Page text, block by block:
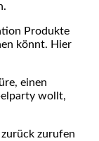
Produkte
könnt. Hier
einen
wollt,
zurufen